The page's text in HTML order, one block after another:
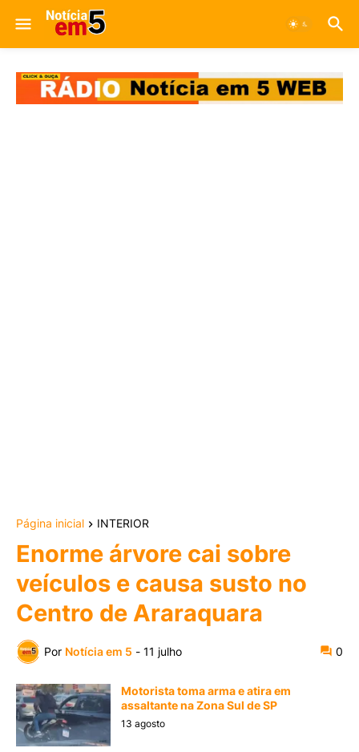
Página inicial INTERIOR
Enorme árvore cai sobre
veículos e causa susto no
Centro de Araraquara
Por Notícia em 5 - 11 julho 0
Motorista toma arma e atira em
assaltante na Zona Sul de SP
13 agosto